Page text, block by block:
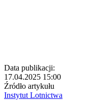
Data publikacji:
17.04.2025 15:00
Źródło artykułu
Instytut Lotnictwa